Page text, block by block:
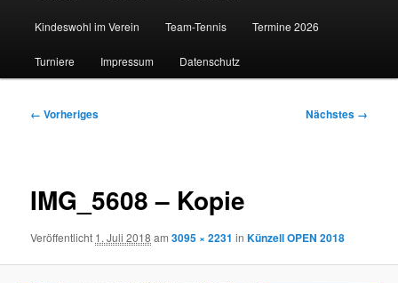
Kindeswohl im Verein Team-Tennis Termine 2026
Turniere Impressum Datenschutz
Bilder-
← Vorheriges Nächstes →
IMG_5608 – Kopie
Veröffentlicht 1. Juli 2018 am3095 × 2231 inKünzell OPEN 2018